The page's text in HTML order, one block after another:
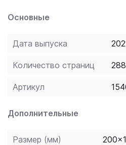
необходимым лексико-
Уникальность метода
запоминание слов и
их повторяемости, без
использовать словарь.
"чувствовать". Пособие
дополнением к учебной
Основные
Дата выпуска
Количество страниц 288
Артикул
Дополнительные
Размер (мм)